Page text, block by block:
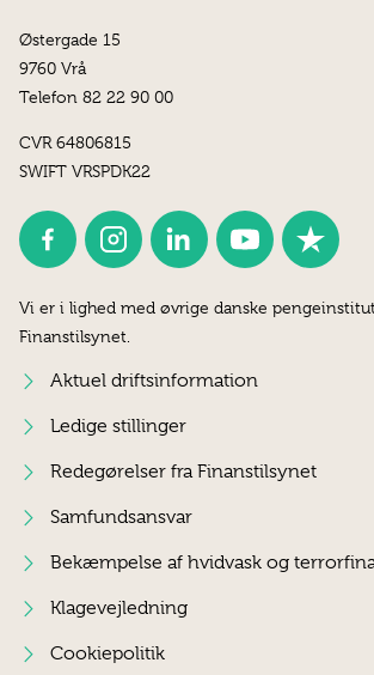
Østergade 15
9760 Vrå
Telefon 82 22 90 00
CVR 64806815
SWIFT VRSPDK22
Vi er i lighed med øvrige danske
Finanstilsynet.
Aktuel driftsinformation
Ledige stillinger
Redegørelser fra Finanstilsynet
Samfundsansvar
Bekæmpelse af hvidvask og
Klagevejledning
Cookiepolitik